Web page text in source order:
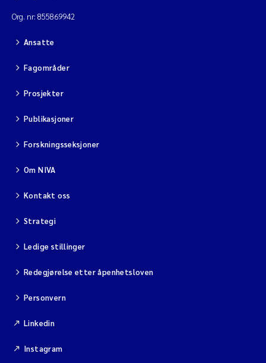
Org. nr: 855869942
Ansatte
Fagområder
Prosjekter
Publikasjoner
Forskningsseksjoner
Om NIVA
Kontakt oss
Strategi
Ledige stillinger
Redegjørelse etter åpenhetsloven
Personvern
Linkedin
Instagram